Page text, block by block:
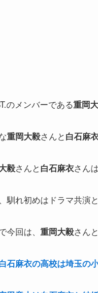
のメンバーである重岡
重岡大毅さんと白石麻
毅さんと白石麻衣さん
馴れ初めはドラマ共演
今回は、 重岡大毅さんと
麻衣の高校は埼玉の小